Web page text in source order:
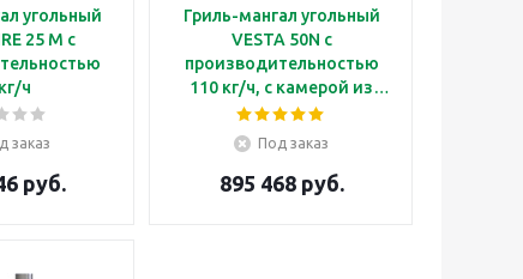
угольный
25 M с
ч
заказ
руб.
Гриль-мангал угольный
VESTA 50N с
производительностью
110 кг/ч, с камерой из
нержавеющей стали
Под заказ
895 468 руб.